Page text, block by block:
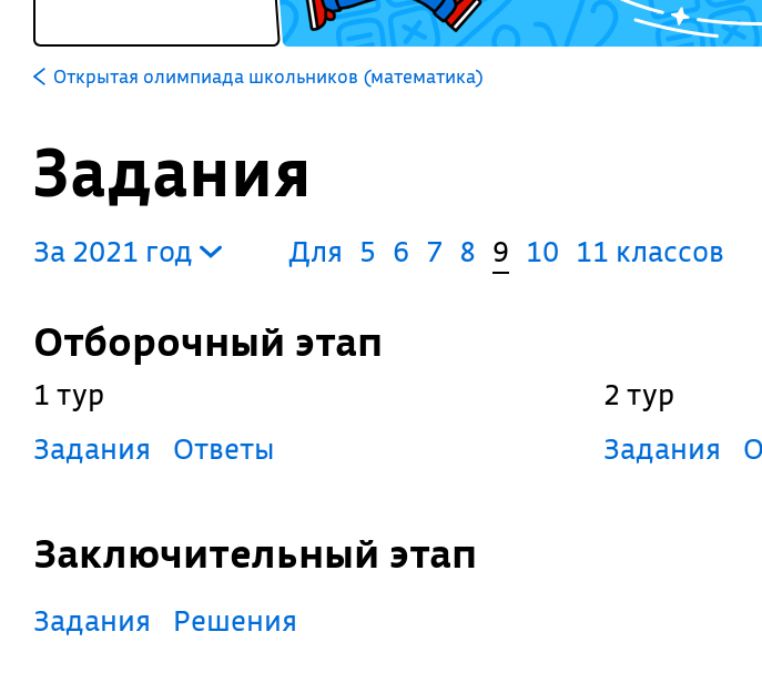
Открытая олимпиада школьников (математика)
Задания
За 2021 год Для 5 6 7 8 9 10 11 классов
Отборочный этап
1 тур
Задания
Ответы
2 тур
Задания
Заключительный этап
Задания Решения